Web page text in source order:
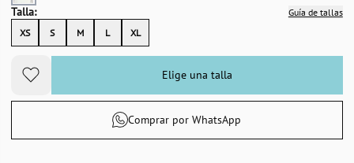
Talla:
Guía de tallas
XS
S M L XL
Elige una talla
Comprar por WhatsApp